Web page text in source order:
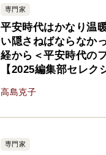
専門家
平安時代はかなり温
い隠さねばならなか
経から＜平安時代の
【2025編集部セレク
高島克子
専門家